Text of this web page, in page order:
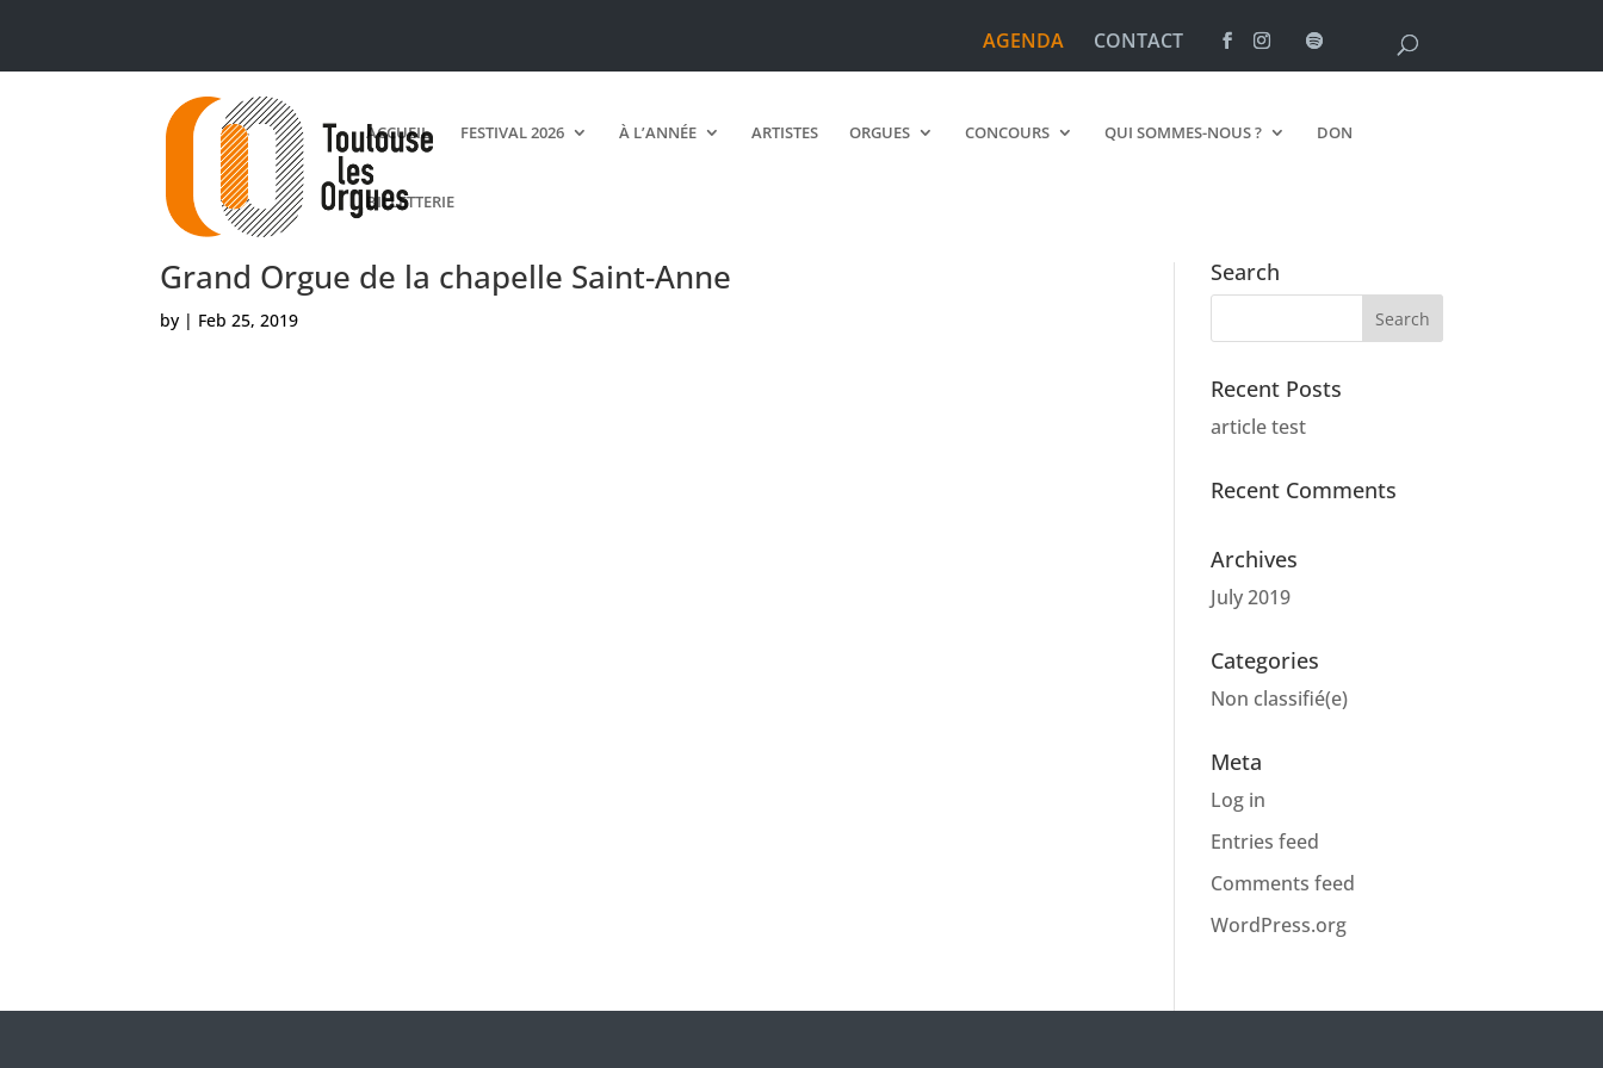
AGENDA CONTACT
ACCUEIL FESTIVAL 2026 À L’ANNÉE ARTISTES ORGUES CONCOURS QUI SOMMES-NOUS ? DON
BILLETTERIE
Grand Orgue de la chapelle Saint-Anne
by | Feb 25, 2019
Search
Recent Posts
article test
Recent Comments
Archives
July 2019
Categories
Non classifié(e)
Meta
Log in
Entries feed
Comments feed
WordPress.org